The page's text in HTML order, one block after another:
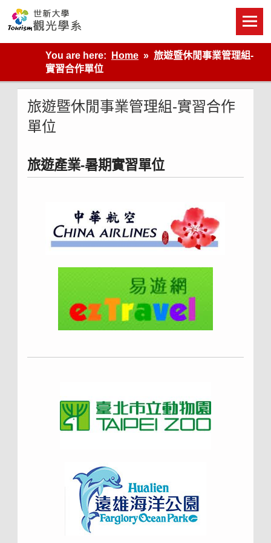
content
世新大學觀光學系網站
You are here:
Home
旅遊暨休閒事業管理組-
實習合作單位
旅遊暨休閒事業管理組-實習合作
單位
旅遊產業-暑期實習單位